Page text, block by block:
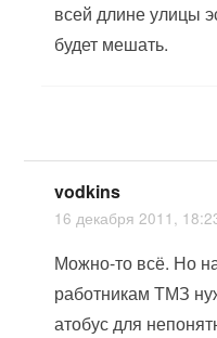
всей длине улицы
будет мешать.
vodkins
16 декабря 2011,
Можно-то всё. Но
работникам ТМЗ
атобус для